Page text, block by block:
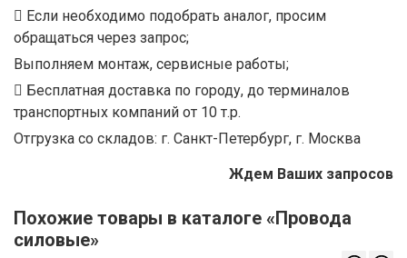
Если необходимо подобрать аналог, просим
обращаться через запрос;
Выполняем монтаж, сервисные работы;
Бесплатная доставка по городу, до терминалов
транспортных компаний от 10 т.р.
Отгрузка со складов: г. Санкт-Петербург, г. Москва
Ждем Ваших запросов
Похожие товары в каталоге «Провода
силовые»